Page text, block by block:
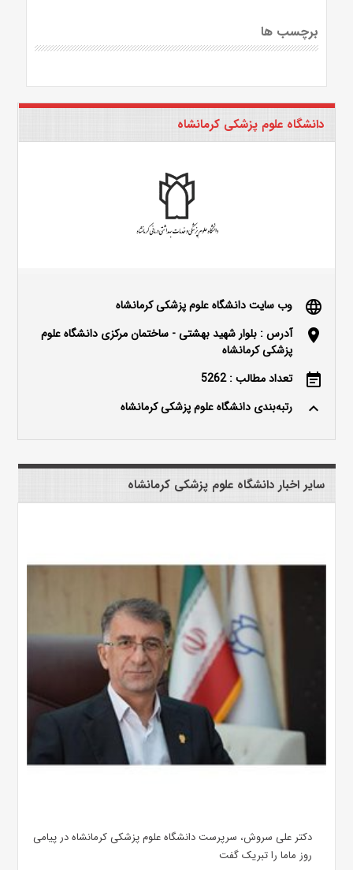
برچسب ها
دانشگاه علوم پزشکی کرمانشاه
language وب سایت دانشگاه علوم پزشکی کرمانشاه
location_on
آدرس : بلوار شهید بهشتی - ساختمان مرکزی دانشگاه علوم
پزشکی کرمانشاه
event_note تعداد مطالب : 5262
keyboard_arrow_up رتبه‌بندی دانشگاه علوم پزشکی کرمانشاه
سایر اخبار دانشگاه علوم پزشکی کرمانشاه
دکتر علی سروش، سرپرست دانشگاه علوم پزشکی کرمانشاه در پیامی
روز ماما را تبریک گفت